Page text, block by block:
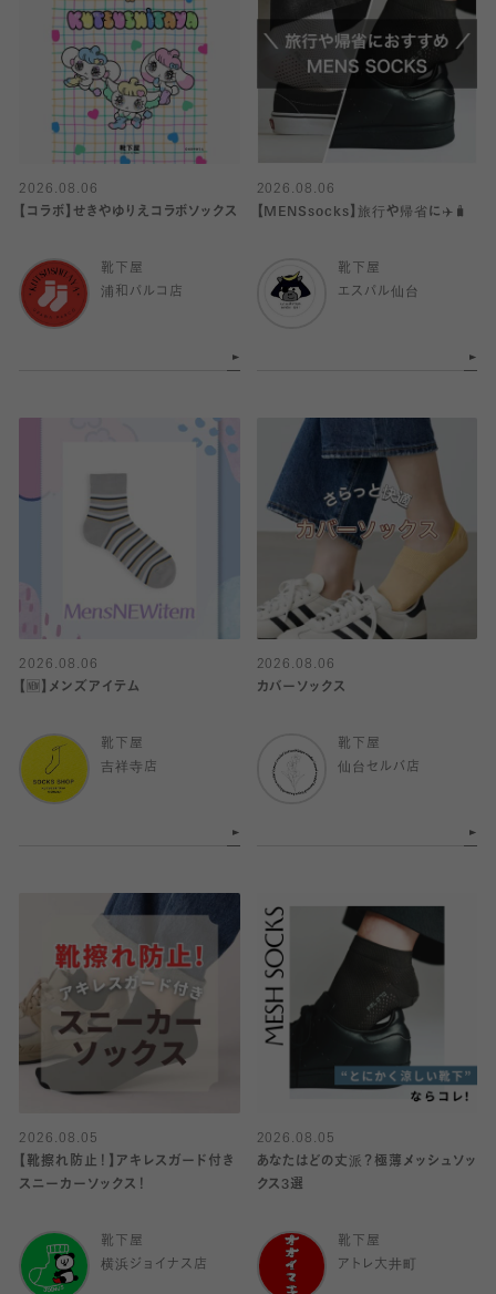
2026.08.06
【コラボ】せきやゆりえコラボソックス
靴下屋
浦和パルコ店
2026.08.06
【MENSsocks】旅行や帰省に✈️🧳
靴下屋
エスパル仙台
2026.08.06
【🆕】メンズアイテム
靴下屋
吉祥寺店
2026.08.06
カバーソックス
靴下屋
仙台セルバ店
2026.08.05
【靴擦れ防止！】アキレスガード付き
スニーカーソックス！
靴下屋
横浜ジョイナス店
2026.08.05
あなたはどの丈派？極薄メッシュソッ
クス3選
靴下屋
アトレ大井町